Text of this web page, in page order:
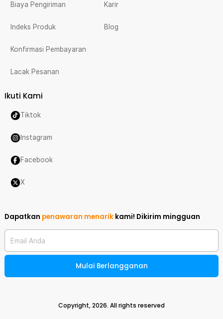
Biaya Pengiriman
Indeks Produk
Konfirmasi Pembayaran
Lacak Pesanan
Karir
Blog
Ikuti Kami
Tiktok
Instagram
Facebook
X
Dapatkan penawaran menarik kami! Dikirim mingguan
Email Anda
Mulai Berlangganan
Copyright,2026. All rights reserved